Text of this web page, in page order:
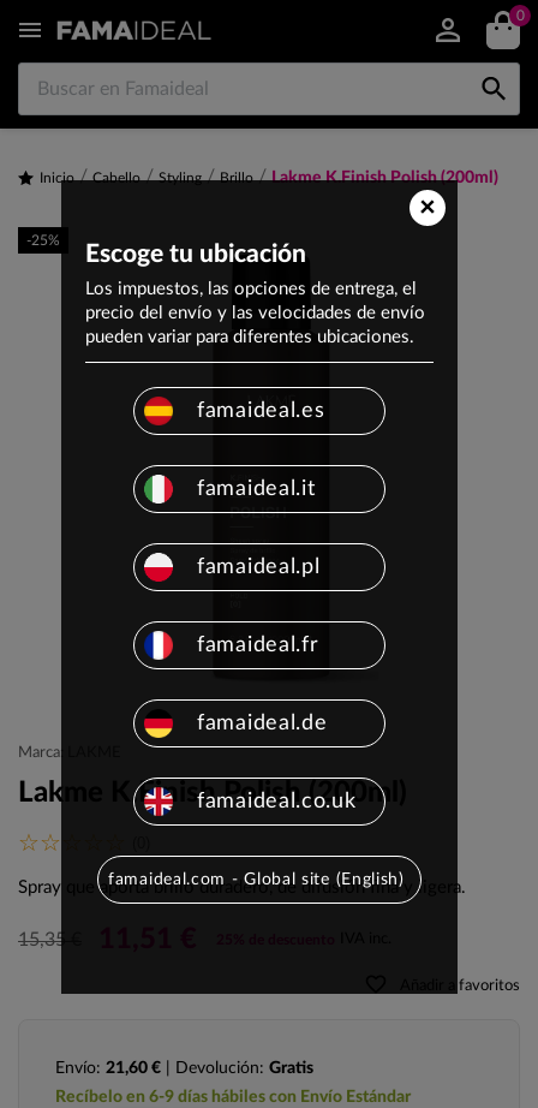
 0

-25%
Inicio Cabello Styling Brillo Lakme K.Finish Polish (200ml)
Marca: LAKME
Lakme K.Finish Polish (200ml)
Spray que aporta brillo duradero, de difusión fina y ligera.
15,35 €
Añadir a favoritos
Envío: 21,60 € | Devolución: Gratis
Recíbelo en 6-9 días hábiles con Envío Estándar
×
Escoge tu ubicación
Los impuestos, las opciones de entrega, el
precio del envío y las velocidades de envío
pueden variar para diferentes ubicaciones.
famaideal.es
famaideal.it
famaideal.pl
famaideal.fr
famaideal.de
famaideal.co.uk
famaideal.com - Global site (English)